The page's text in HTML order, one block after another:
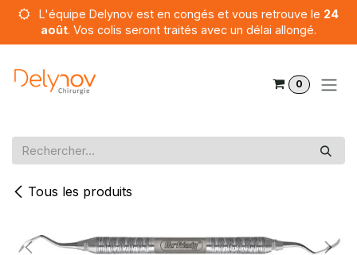
Se rendre au contenu
L'équipe Delynov est en congés et vous retrouve le 24
août. Vos colis seront traités avec un délai allongé.
0
Tous les produits